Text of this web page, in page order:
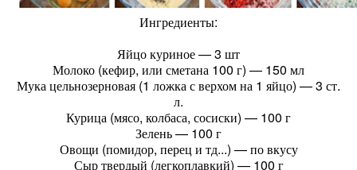
Ингредиенты:
Яйцо куриное — 3 шт
Молоко (кефир, или сметана 100 г) — 150 мл
Мука цельнозерновая (1 ложка с верхом на 1 яйцо) — 3 ст.
л.
Курица (мясо, колбаса, сосиски) — 100 г
Зелень — 100 г
Овощи (помидор, перец и тд...) — по вкусу
Сыр твердый (легкоплавкий) — 100 г